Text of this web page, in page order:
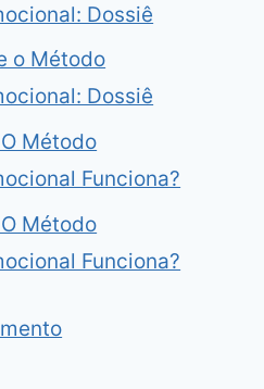
Dossiê
o Método
Dossiê
Método
Funciona?
Método
Funciona?